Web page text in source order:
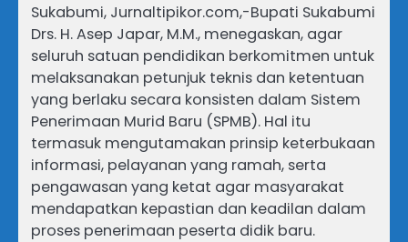
Sukabumi, Jurnaltipikor.com,-Bupati Sukabumi
Drs. H. Asep Japar, M.M., menegaskan, agar
seluruh satuan pendidikan berkomitmen untuk
melaksanakan petunjuk teknis dan ketentuan
yang berlaku secara konsisten dalam Sistem
Penerimaan Murid Baru (SPMB). Hal itu
termasuk mengutamakan prinsip keterbukaan
informasi, pelayanan yang ramah, serta
pengawasan yang ketat agar masyarakat
mendapatkan kepastian dan keadilan dalam
proses penerimaan peserta didik baru.